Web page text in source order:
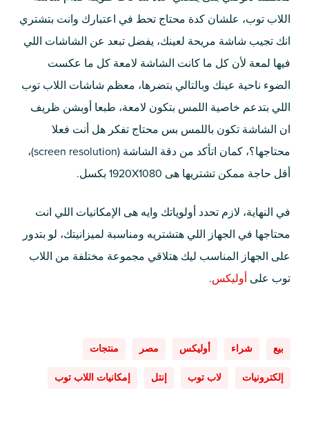
اللاب توب، علشان كدة محتاج تحط في اعتبارك وانت بتشتري
انك تجيب شاشة مريحة لعينك، يفضل تبعد عن الشاشات اللي
فيها لمعة لأن كل ما كانت الشاشة لامعة كل ما عكست
الضوء ناحية عينك وبالتالي بتضرها، معظم شاشات اللاب توب
اللي بتدعم خاصية اللمس بتكون لامعة، طبعا أوبشن ظريف
ان الشاشة تكون باللمس بس محتاج تفكر هل أنت فعلا
محتاجها؟، كمان اتأكد من دقة الشاشة (screen resolution)،
أقل حاجة ممكن تشتريها هى 1920X1080 بكسل.
في النهاية، لازم تحدد أولوياتك وايه هى الإمكانيات اللي انت
محتاجها في الجهاز اللي هتشتريه ومناسبة لميزانيتك، لو بتدور
على الجهاز المناسب ليك هتلاقي مجموعة مختلفة من اللاب
توب على أوليكس.
بيع شراء أوليكس مصر منتجات
إلكترونيات لاب توب إنتل إمكانيات اللاب توب